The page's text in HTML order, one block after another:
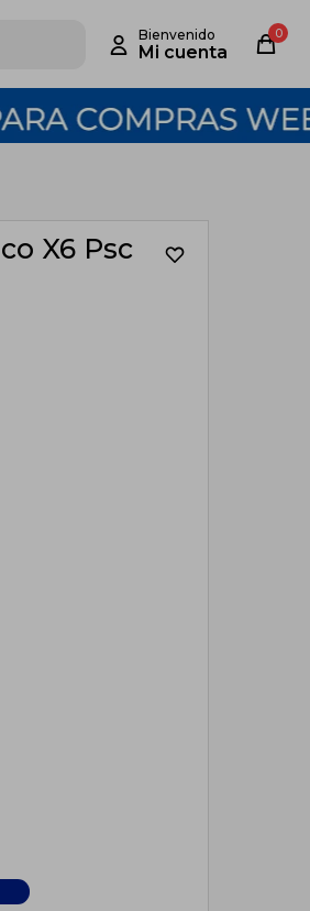
0
X6 Psc